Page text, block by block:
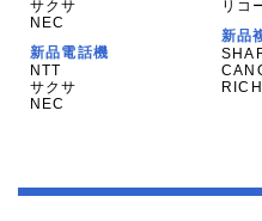
サクサ
NEC
新品電話機
NTT
サクサ
NEC
リコ
新品